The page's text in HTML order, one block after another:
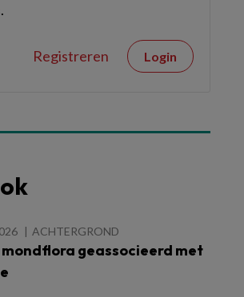
.
Registreren Login
ACHTERGROND
geassocieerd met